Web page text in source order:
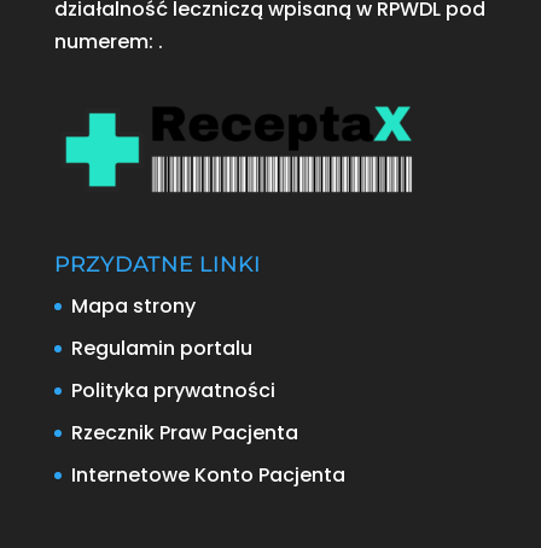
działalność leczniczą wpisaną w RPWDL pod
numerem: .
PRZYDATNE LINKI
Mapa strony
Regulamin portalu
Polityka prywatności
Rzecznik Praw Pacjenta
Internetowe Konto Pacjenta